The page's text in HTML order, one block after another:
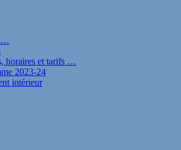
…
horaires et tarifs …
2023-24
intérieur